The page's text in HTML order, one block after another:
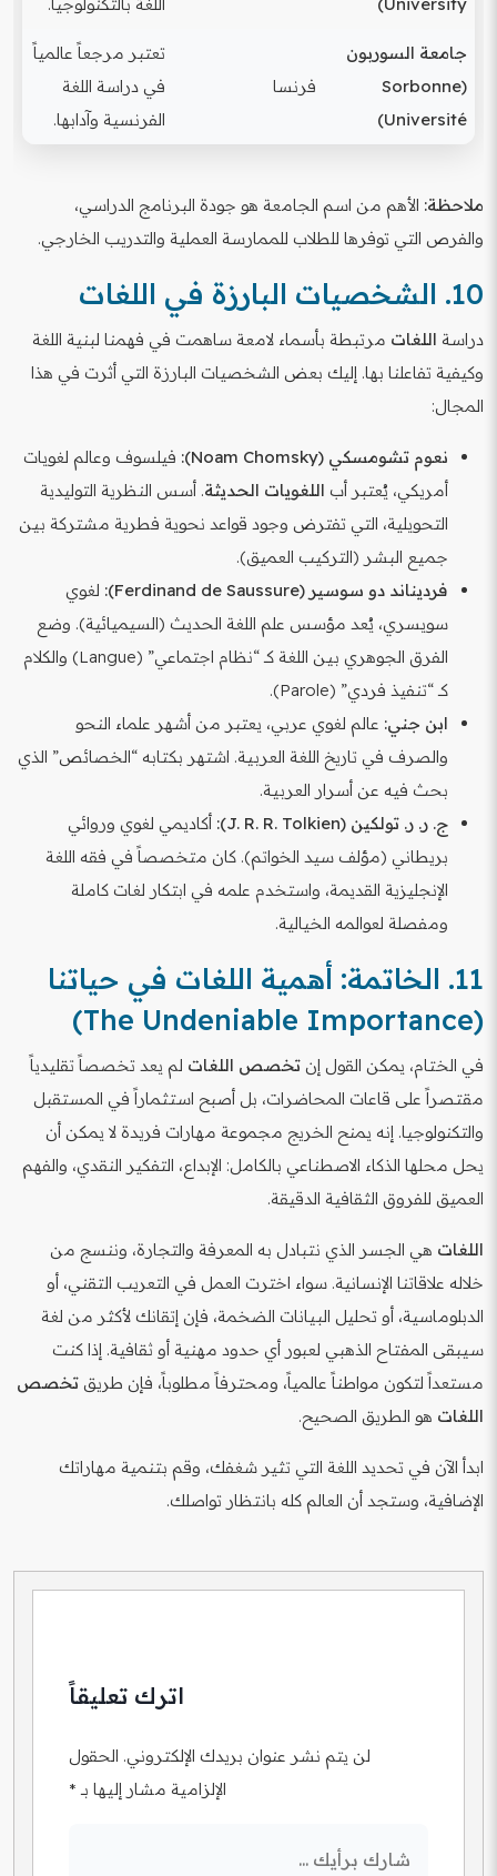
جامعة السوربون
(Sorbonne
Université)
فرنسا
تعتبر مرجعاً عالمياً
في دراسة اللغة
الفرنسية وآدابها.
ملاحظة: الأهم من اسم الجامعة هو جودة البرنامج الدراسي،
والفرص التي توفرها للطلاب للممارسة العملية والتدريب الخارجي.
10. الشخصيات البارزة في اللغات
دراسة اللغات مرتبطة بأسماء لامعة ساهمت في فهمنا لبنية اللغة
وكيفية تفاعلنا بها. إليك بعض الشخصيات البارزة التي أثرت في هذا
المجال:
نعوم تشومسكي (Noam Chomsky):
فيلسوف وعالم لغويات
أمريكي، يُعتبر أب اللغويات الحديثة. أسس النظرية التوليدية
التحويلية، التي تفترض وجود قواعد نحوية فطرية مشتركة بين
جميع البشر (التركيب العميق).
فرديناند دو سوسير (Ferdinand de Saussure):
لغوي
سويسري، يُعد مؤسس علم اللغة الحديث (السيميائية). وضع
الفرق الجوهري بين اللغة كـ “نظام اجتماعي” (Langue) والكلام
كـ “تنفيذ فردي” (Parole).
ابن جني: عالم لغوي عربي، يعتبر من أشهر علماء النحو
والصرف في تاريخ اللغة العربية. اشتهر بكتابه “الخصائص” الذي
بحث فيه عن أسرار العربية.
ج. ر. ر. تولكين (J. R. R. Tolkien):
أكاديمي لغوي وروائي
بريطاني (مؤلف سيد الخواتم). كان متخصصاً في فقه اللغة
الإنجليزية القديمة، واستخدم علمه في ابتكار لغات كاملة
ومفصلة لعوالمه الخيالية.
11. الخاتمة: أهمية اللغات في حياتنا
(The Undeniable Importance)
في الختام، يمكن القول إن تخصص اللغات لم يعد تخصصاً تقليدياً
مقتصراً على قاعات المحاضرات، بل أصبح استثماراً في المستقبل
والتكنولوجيا. إنه يمنح الخريج مجموعة مهارات فريدة لا يمكن أن
يحل محلها الذكاء الاصطناعي بالكامل: الإبداع، التفكير النقدي، والفهم
العميق للفروق الثقافية الدقيقة.
اللغات هي الجسر الذي نتبادل به المعرفة والتجارة، وننسج من
خلاله علاقاتنا الإنسانية. سواء اخترت العمل في التعريب التقني، أو
الدبلوماسية، أو تحليل البيانات الضخمة، فإن إتقانك لأكثر من لغة
سيبقى المفتاح الذهبي لعبور أي حدود مهنية أو ثقافية. إذا كنت
مستعداً لتكون مواطناً عالمياً، ومحترفاً مطلوباً، فإن طريق تخصص
اللغات هو الطريق الصحيح.
ابدأ الآن في تحديد اللغة التي تثير شغفك، وقم بتنمية مهاراتك
الإضافية، وستجد أن العالم كله بانتظار تواصلك.
اترك تعليقاً
لن يتم نشر عنوان بريدك الإلكتروني. الحقول
الإلزامية مشار إليها بـ *